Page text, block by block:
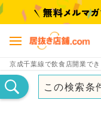
京成千葉線で飲食店開業で
この検索条